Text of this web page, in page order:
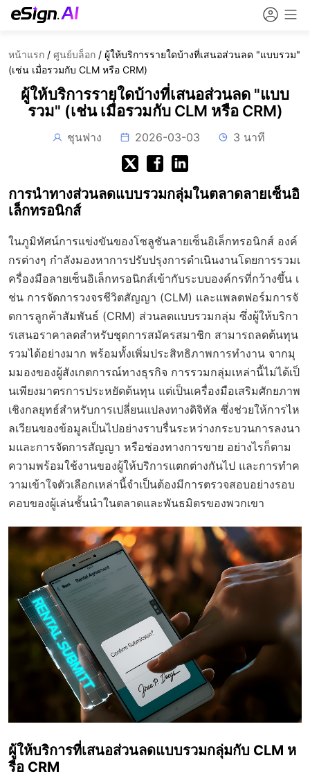
หน้าแรก / ศูนย์บล็อก / ผู้ให้บริการรายใดบ้างที่เสนอส่วนลด "แบบรวม"
(เช่น เมื่อรวมกับ CLM หรือ CRM)
ผู้ให้บริการรายใดบ้างที่เสนอส่วนลด "แบบ
รวม" (เช่น เมื่อรวมกับ CLM หรือ CRM)
ชุนฟาง 2026-03-03 3 นาที
การนำทางส่วนลดแบบรวมกลุ่มในตลาดลายเซ็นอิ
เล็กทรอนิกส์
ในภูมิทัศน์การแข่งขันของโซลูชันลายเซ็นอิเล็กทรอนิกส์ องค์
กรต่างๆ กำลังมองหาการปรับปรุงการดำเนินงานโดยการรวมเ
ครื่องมือลายเซ็นอิเล็กทรอนิกส์เข้ากับระบบองค์กรที่กว้างขึ้น เ
ช่น การจัดการวงจรชีวิตสัญญา (CLM) และแพลตฟอร์มการจั
ดการลูกค้าสัมพันธ์ (CRM) ส่วนลดแบบรวมกลุ่ม ซึ่งผู้ให้บริกา
รเสนอราคาลดสำหรับชุดการสมัครสมาชิก สามารถลดต้นทุน
รวมได้อย่างมาก พร้อมทั้งเพิ่มประสิทธิภาพการทำงาน จากมุ
มมองของผู้สังเกตการณ์ทางธุรกิจ การรวมกลุ่มเหล่านี้ไม่ได้เป็
นเพียงมาตรการประหยัดต้นทุน แต่เป็นเครื่องมือเสริมศักยภาพ
เชิงกลยุทธ์สำหรับการเปลี่ยนแปลงทางดิจิทัล ซึ่งช่วยให้การไห
ลเวียนของข้อมูลเป็นไปอย่างราบรื่นระหว่างกระบวนการลงนา
มและการจัดการสัญญา หรือช่องทางการขาย อย่างไรก็ตาม
ความพร้อมใช้งานของผู้ให้บริการแตกต่างกันไป และการทำค
วามเข้าใจตัวเลือกเหล่านี้จำเป็นต้องมีการตรวจสอบอย่างรอบ
คอบของผู้เล่นชั้นนำในตลาดและพันธมิตรของพวกเขา
ผู้ให้บริการที่เสนอส่วนลดแบบรวมกลุ่มกับ CLM ห
รือ CRM